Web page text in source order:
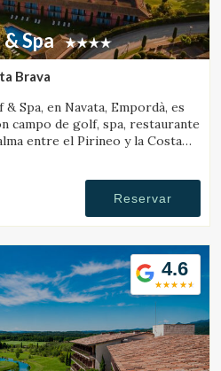
Spa
Brava
Spa, en Navata, Empordà, es
campo de golf, spa, restaurante
entre el Pirineo y la Costa
Reservar
4.6